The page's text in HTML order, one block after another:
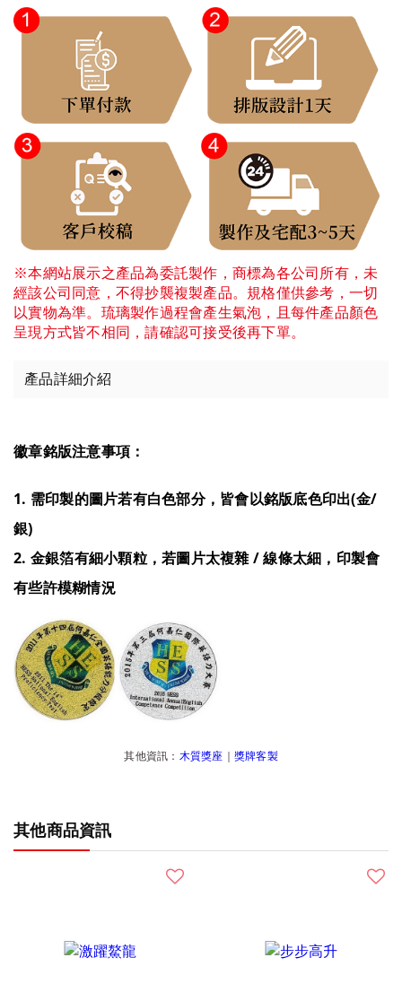
※本網站展示之產品為委託製作，商標為各公司所有，未
經該公司同意，不得抄襲複製產品。規格僅供參考，一切
以實物為準。琉璃製作過程會產生氣泡，且每件產品顏色
呈現方式皆不相同，請確認可接受後再下單。
產品詳細介紹
徽章銘版注意事項：
1. 需印製的圖片若有白色部分，皆會以銘版底色印出(金/
銀)
2. 金銀箔有細小顆粒，若圖片太複雜 / 線條太細，印製會
有些許模糊情況
其他資訊： 木質獎座 ｜ 獎牌客製
其他商品資訊